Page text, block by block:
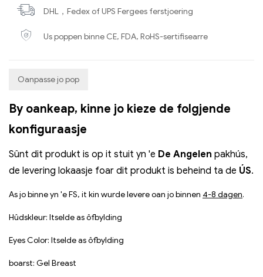
DHL，Fedex of UPS Fergees ferstjoering
Us poppen binne CE, FDA, RoHS-sertifisearre
Oanpasse jo pop
By oankeap, kinne jo kieze de folgjende
konfiguraasje
Sûnt dit produkt is op it stuit yn 'e De Angelen pakhús,
de levering lokaasje foar dit produkt is beheind ta de ÚS.
As jo ​​binne yn 'e FS, it kin wurde levere oan jo binnen 4-8 dagen.
Hûdskleur: Itselde as ôfbylding
Eyes Color: Itselde as ôfbylding
boarst: Gel Breast